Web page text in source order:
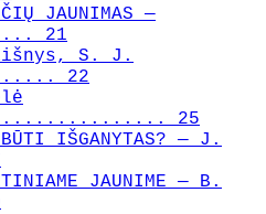
JAUNIMAS —
21
S. J.
22
25
IŠGANYTAS? — J.
JAUNIME — B.